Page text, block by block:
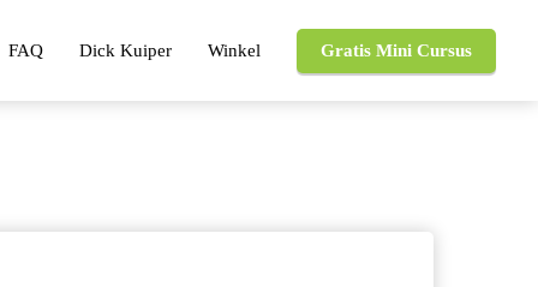
FAQ Dick Kuiper Winkel Gratis Mini Cursus